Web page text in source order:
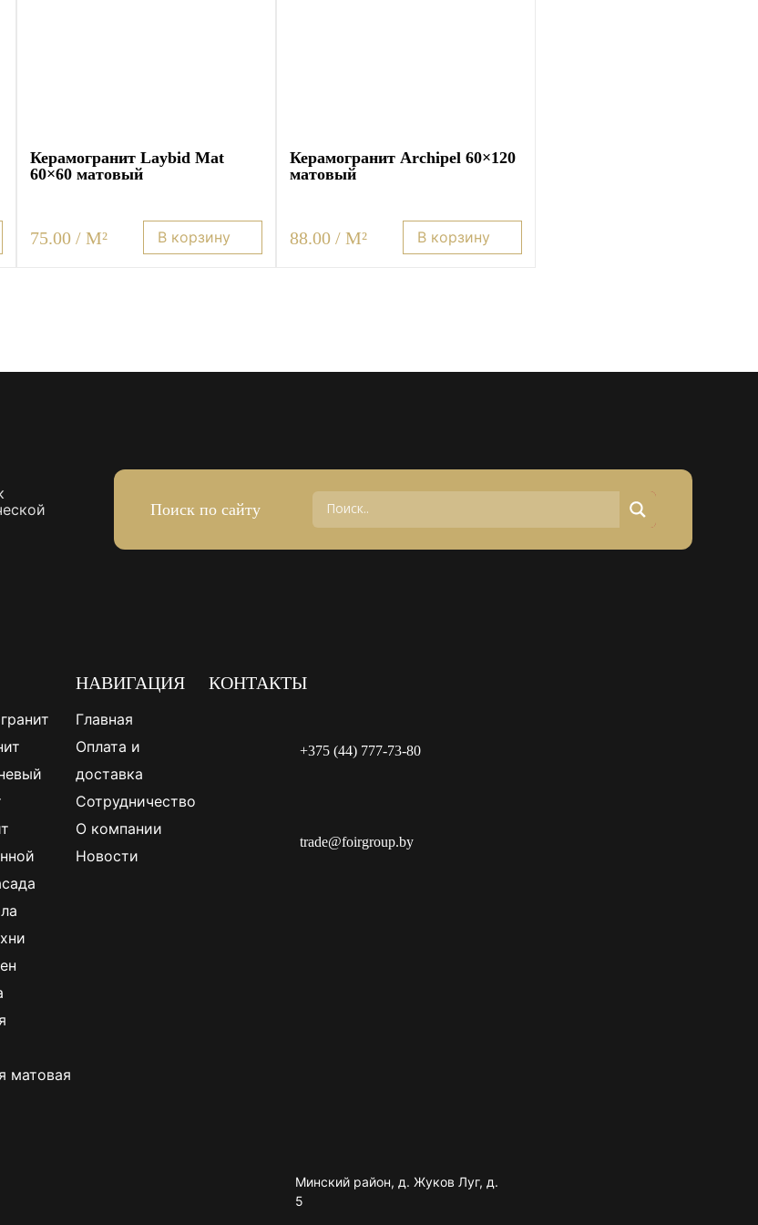
Керамогранит Laybid Mat
60×60 матовый
75.00 / M² В корзину
Керамогранит Archipel 60×120
матовый
88.00 / M² В корзину
Поиск по сайту
матовая
НАВИГАЦИЯ
Главная
Оплата и
доставка
Сотрудничество
О компании
Новости
КОНТАКТЫ
+375 (44) 777-73-80
trade@foirgroup.by
Минский район, д. Жуков Луг, д.
5